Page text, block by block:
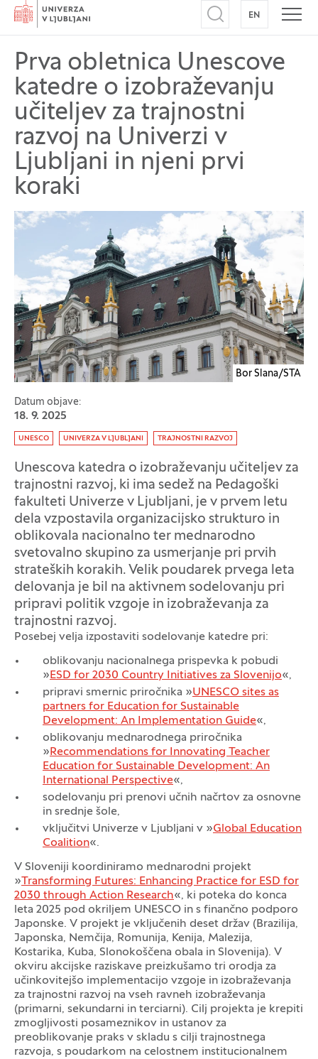
Domov
Odpri iskalnik
EN NA
Prva obletnica Unescove
katedre o izobraževanju
učiteljev za trajnostni
razvoj na Univerzi v
Ljubljani in njeni prvi
koraki
Bor Slana/STA
Datum objave:
18. 9. 2025
Oznaka:
UNESCO UNIVERZA V LJUBLJANI TRAJNOSTNI RAZVOJ
Unescova katedra o izobraževanju učiteljev za
trajnostni razvoj, ki ima sedež na Pedagoški
fakulteti Univerze v Ljubljani, je v prvem letu
dela vzpostavila organizacijsko strukturo in
oblikovala nacionalno ter mednarodno
svetovalno skupino za usmerjanje pri prvih
strateških korakih. Velik poudarek prvega leta
delovanja je bil na aktivnem sodelovanju pri
pripravi politik vzgoje in izobraževanja za
trajnostni razvoj.
Posebej velja izpostaviti sodelovanje katedre pri:
oblikovanju nacionalnega prispevka k pobudi
» ESD for 2030 Country Initiatives za Slovenijo«,
pripravi smernic priročnika »UNESCO sites as
partners for Education for Sustainable
Development: An Implementation Guide«,
oblikovanju mednarodnega priročnika
» Recommendations for Innovating Teacher
Education for Sustainable Development: An
International Perspective«,
sodelovanju pri prenovi učnih načrtov za osnovne
in srednje šole,
vključitvi Univerze v Ljubljani v »Global Education
Coalition«.
V Sloveniji koordiniramo mednarodni projekt
»Transforming Futures: Enhancing Practice for ESD for
2030 through Action Research«, ki poteka do konca
leta 2025 pod okriljem UNESCO in s finančno podporo
Japonske. V projekt je vključenih deset držav (Brazilija,
Japonska, Nemčija, Romunija, Kenija, Malezija,
Kostarika, Kuba, Slonokoščena obala in Slovenija). V
okviru akcijske raziskave preizkušamo tri orodja za
učinkovitejšo implementacijo vzgoje in izobraževanja
za trajnostni razvoj na vseh ravneh izobraževanja
(primarni, sekundarni in terciarni). Cilj projekta je krepiti
zmogljivosti posameznikov in ustanov za
preoblikovanje praks v skladu s cilji trajnostnega
razvoja, s poudarkom na celostnem institucionalnem